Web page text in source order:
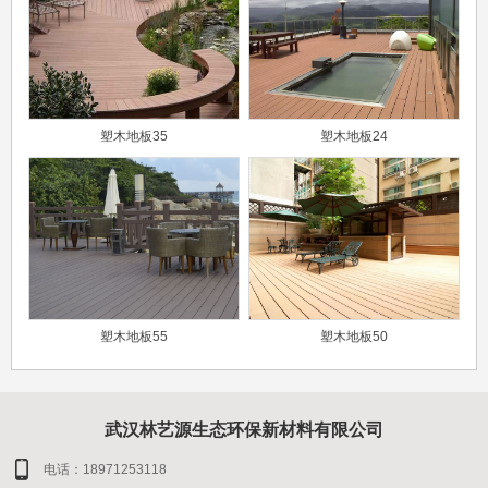
塑木地板35 塑木地板24
塑木地板55 塑木地板50
武汉林艺源生态环保新材料有限公司
电话：18971253118